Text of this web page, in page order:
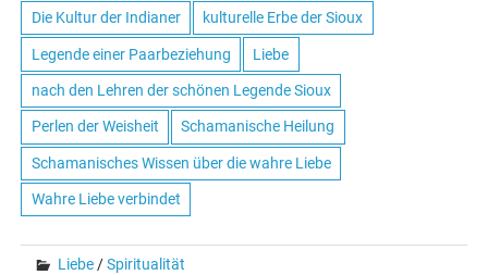
Die Kultur der Indianer kulturelle Erbe der Sioux
Legende einer Paarbeziehung Liebe
nach den Lehren der schönen Legende Sioux
Perlen der Weisheit Schamanische Heilung
Schamanisches Wissen über die wahre Liebe
Wahre Liebe verbindet
Liebe/Spiritualität